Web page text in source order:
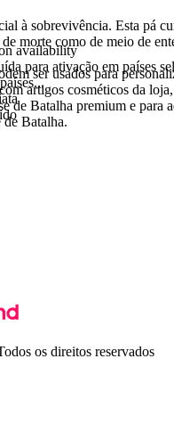
à sobrevivência. Esta pá
morte como de meio de
ser usados para
artigos cosméticos da
de Batalha premium e para
de Batalha.
availability
para ativação em países
os direitos reservados